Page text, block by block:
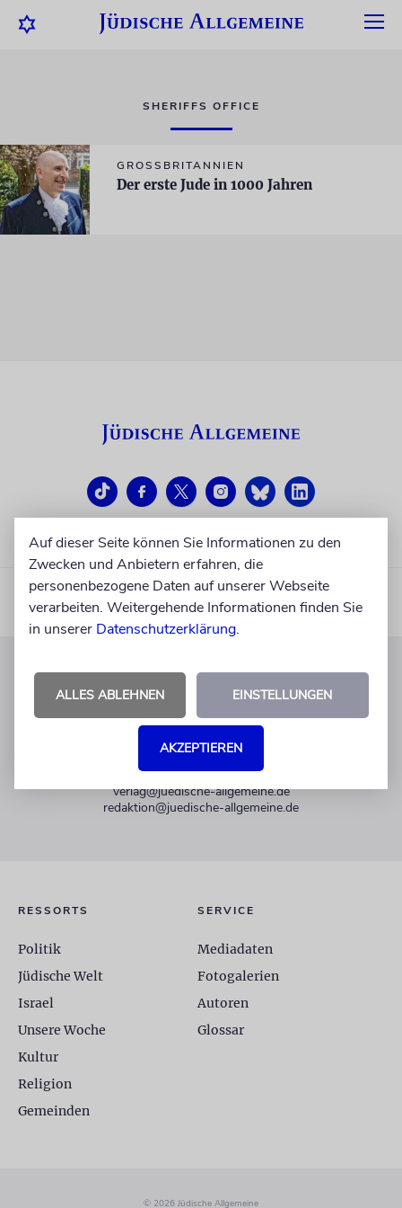
SHERIFFS OFFICE
GROSSBRITANNIEN
Der erste Jude in 1000 Jahren
KUNDENSERVICE
+49 30 275833 0
Mo-Do 9-17 Uhr
verlag@juedische-allgemeine.de
redaktion@juedische-allgemeine.de
RESSORTS
Politik
Jüdische Welt
Israel
Unsere Woche
Kultur
Religion
Gemeinden
SERVICE
Mediadaten
Fotogalerien
Autoren
Glossar
© 2026 Jüdische Allgemeine
Auf dieser Seite können Sie Informationen zu den
Zwecken und Anbietern erfahren, die
personenbezogene Daten auf unserer Webseite
verarbeiten. Weitergehende Informationen finden Sie
in unserer Datenschutzerklärung.
ALLES ABLEHNEN EINSTELLUNGEN
AKZEPTIEREN